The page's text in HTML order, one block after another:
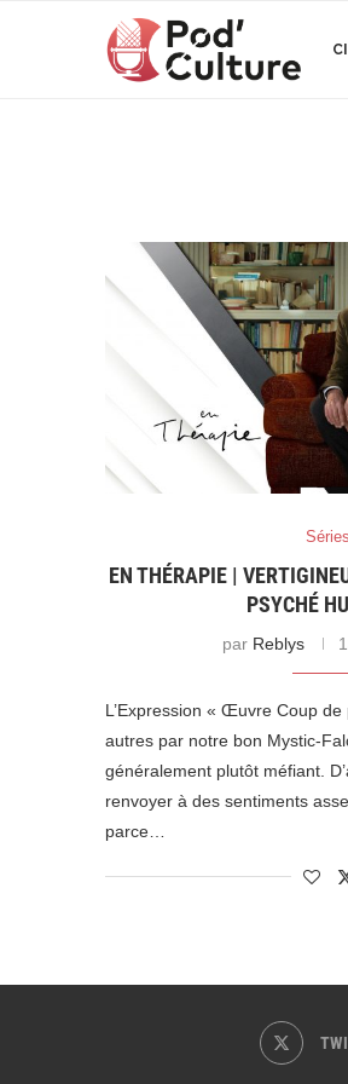
Séries
EN THÉRAPIE |
PSYCHÉ
par Reblys
L’Expression « Œuvre Coup
autres par notre bon Mystic-
généralement plutôt méfiant.
renvoyer à des sentiments
parce…